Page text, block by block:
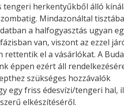
tengeri herkentyűkből álló
Mindazonáltal
a halfogyasztás ugyan
van, viszont az ezzel
rettentik el a vásárlókat. A
éppen ezért áll
szükséges hozzávalók
egy friss édesvízi/tengeri hal,
elkészítéséről.